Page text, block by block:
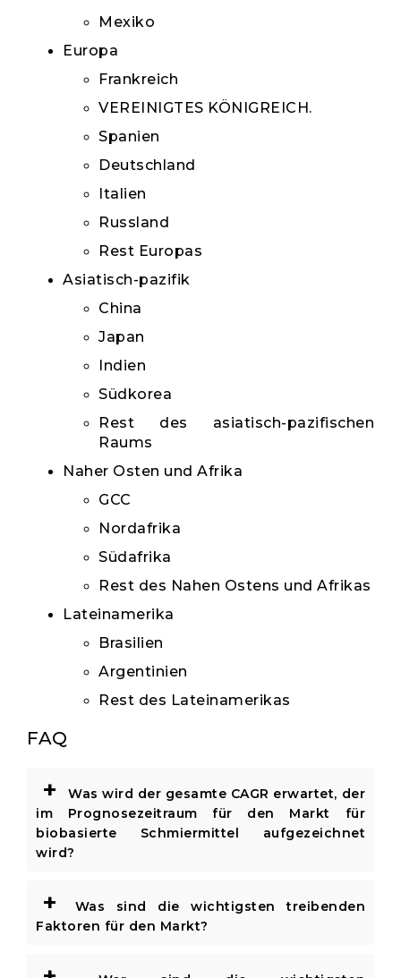
Mexiko
Europa
Frankreich
VEREINIGTES KÖNIGREICH.
Spanien
Deutschland
Italien
Russland
Rest Europas
Asiatisch-pazifik
China
Japan
Indien
Südkorea
Rest des asiatisch-pazifischen
Raums
Naher Osten und Afrika
GCC
Nordafrika
Südafrika
Rest des Nahen Ostens und Afrikas
Lateinamerika
Brasilien
Argentinien
Rest des Lateinamerikas
FAQ
+
Was wird der gesamte CAGR erwartet, der
im Prognosezeitraum für den Markt für
biobasierte Schmiermittel aufgezeichnet
wird?
+
Was sind die wichtigsten treibenden
Faktoren für den Markt?